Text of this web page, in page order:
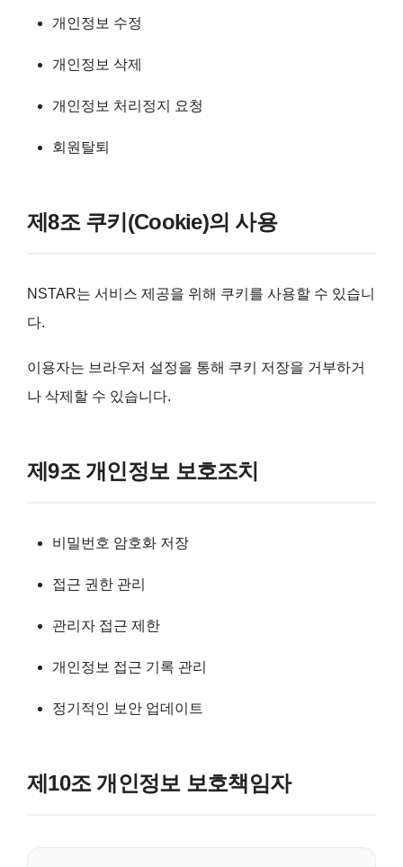
개인정보 수정
개인정보 삭제
개인정보 처리정지 요청
회원탈퇴
제8조 쿠키(Cookie)의 사용
NSTAR는 서비스 제공을 위해 쿠키를 사용할 수 있습니
다.
이용자는 브라우저 설정을 통해 쿠키 저장을 거부하거
나 삭제할 수 있습니다.
제9조 개인정보 보호조치
비밀번호 암호화 저장
접근 권한 관리
관리자 접근 제한
개인정보 접근 기록 관리
정기적인 보안 업데이트
제10조 개인정보 보호책임자